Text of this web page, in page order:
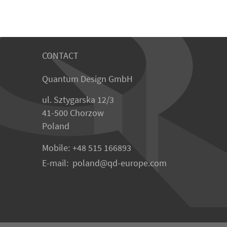
CONTACT
Quantum Design GmbH
ul. Sztygarska 12/3
41-500 Chorzow
Poland
Mobile: +48 515 166893
E-mail: poland qd-europe.com